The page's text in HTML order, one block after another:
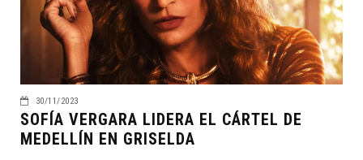
30/11/2023
SOFÍA VERGARA LIDERA EL CÁRTEL DE
MEDELLÍN EN GRISELDA